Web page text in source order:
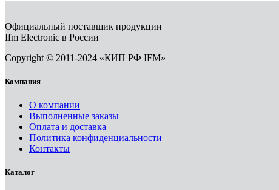
Официальный поставщик продукции
Ifm Electronic в России
Copyright © 2011-2024 «КИП РФ IFM»
Компания
О компании
Выполненные заказы
Оплата и доставка
Политика конфиденциальности
Контакты
Каталог